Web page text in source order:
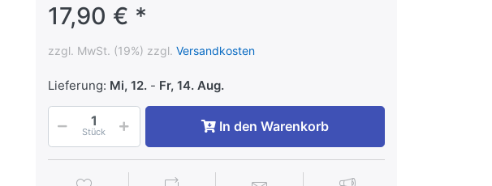
17,90 € *
zzgl. MwSt. (19%) zzgl. Versandkosten
Lieferung: Mi, 12.- Fr, 14. Aug.
Stück In den Warenkorb